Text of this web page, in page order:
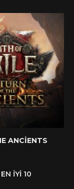
ANCIENTS
İYI 10